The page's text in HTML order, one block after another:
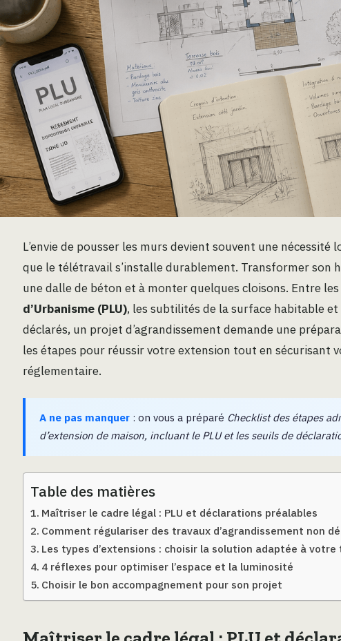
L’envie de pousser les murs devient souvent une nécessité
que le télétravail s’installe durablement. Transformer son
une dalle de béton et à monter quelques cloisons. Entre
d’Urbanisme (PLU), les subtilités de la surface habitable
déclarés, un projet d’agrandissement demande une
les étapes pour réussir votre extension tout en sécurisant
réglementaire.
A ne pas manquer : on vous a préparé Checklist des étapes
d’extension de maison, incluant le PLU et les seuils de
Table des matières
Maîtriser le cadre légal : PLU et déclarations préalables
Comment régulariser des travaux d’agrandissement non
Les types d’extensions : choisir la solution adaptée à votre
4 réflexes pour optimiser l’espace et la luminosité
Choisir le bon accompagnement pour son projet